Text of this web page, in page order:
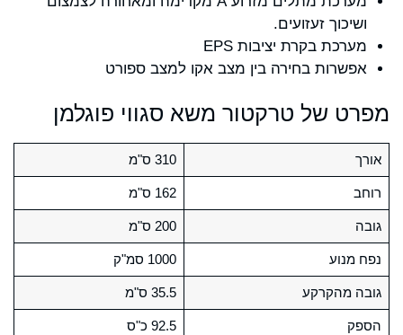
ושיכוך זעזועים.
מערכת בקרת יציבות EPS
אפשרות בחירה בין מצב אקו למצב ספורט
מפרט של טרקטור משא סגווי פוגלמן
אורך 310 ס"מ
רוחב 162 ס"מ
גובה 200 ס"מ
נפח מנוע 1000 סמ"ק
גובה מהקרקע 35.5 ס"מ
הספק 92.5 כ"ס